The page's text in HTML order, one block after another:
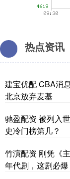
热点资讯
建宝优配 CBA消
北京放弃麦基
驰盈配资 被列入
史冷门榜第几？
竹演配资 刚凭《
年代剧，这剧必爆